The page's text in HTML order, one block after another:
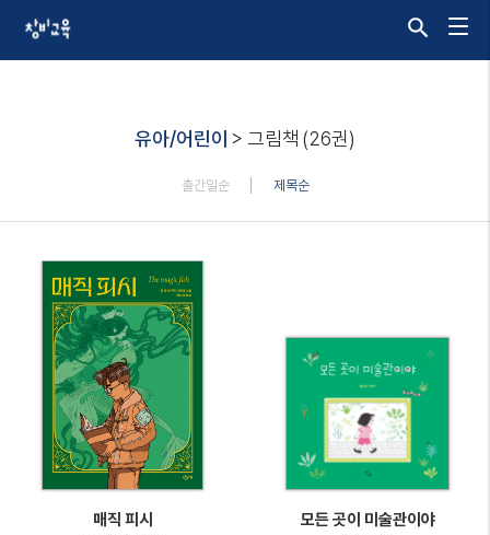
유아/어린이 > 그림책 (26권)
출간일순 제목순
매직 피시
모든 곳이 미술관이야